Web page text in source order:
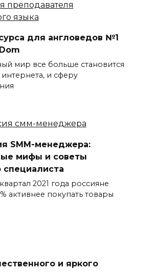
для англоведов №1
мир все больше становится
и сферу
SMM-менеджера:
мифы и советы
специалиста
2021 года россияне
активнее покупать товары
и яркого